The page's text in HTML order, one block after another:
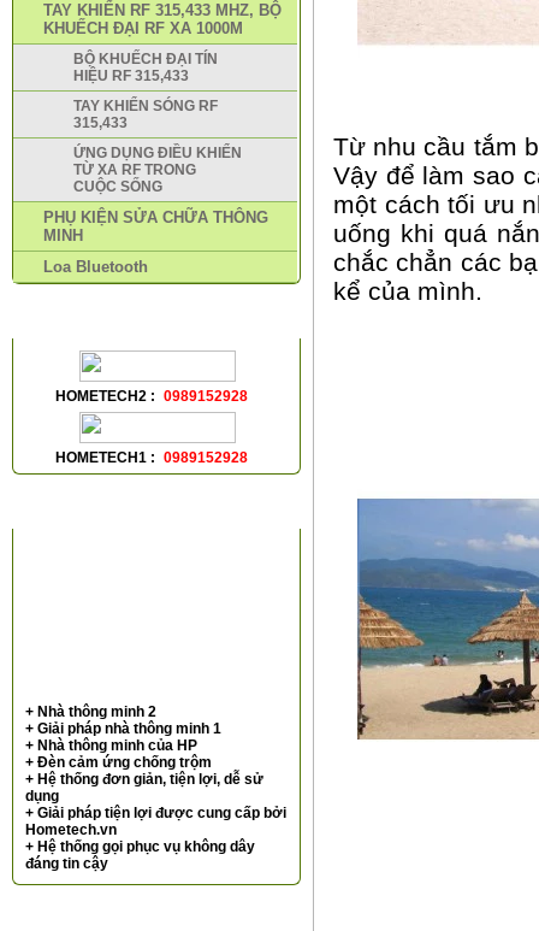
TAY KHIỂN RF 315,433 MHZ, BỘ
KHUẾCH ĐẠI RF XA 1000M
BỘ KHUẾCH ĐẠI TÍN
HIỆU RF 315,433
TAY KHIỂN SÓNG RF
315,433
ỨNG DỤNG ĐIỀU KHIỂN
TỪ XA RF TRONG
CUỘC SỐNG
PHỤ KIỆN SỬA CHỮA THÔNG
MINH
Loa Bluetooth
HOMETECH2 : 0989152928
HOMETECH1 : 0989152928
+ Nhà thông minh 2
+ Giải pháp nhà thông minh 1
+ Nhà thông minh của HP
+ Đèn cảm ứng chống trộm
+ Hệ thống đơn giản, tiện lợi, dễ sử
dụng
+ Giải pháp tiện lợi được cung cấp bởi
Hometech.vn
+ Hệ thống gọi phục vụ không dây
đáng tin cậy
Từ nhu cầu tắm
Vậy để làm sao
một cách tối ưu
uống khi quá
chắc chẳn các
kể của mình.